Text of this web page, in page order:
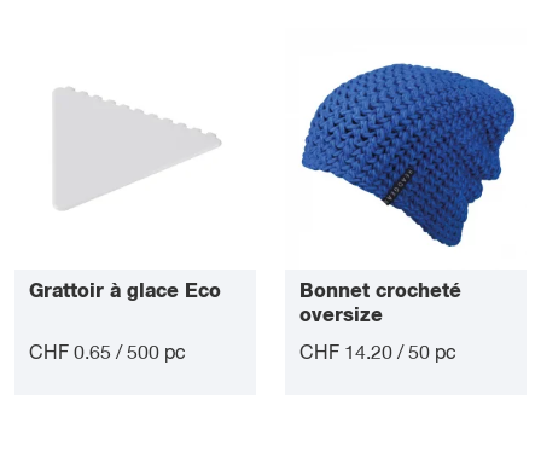
Grattoir à glace Eco
CHF 0.65 / 500 pc
Bonnet crocheté
oversize
CHF 14.20 / 50 pc